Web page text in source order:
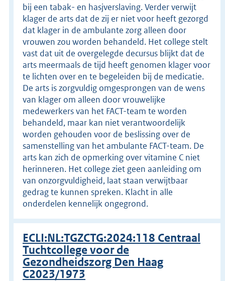
bij een tabak- en hasjverslaving. Verder verwijt
klager de arts dat de zij er niet voor heeft gezorgd
dat klager in de ambulante zorg alleen door
vrouwen zou worden behandeld. Het college stelt
vast dat uit de overgelegde decursus blijkt dat de
arts meermaals de tijd heeft genomen klager voor
te lichten over en te begeleiden bij de medicatie.
De arts is zorgvuldig omgesprongen van de wens
van klager om alleen door vrouwelijke
medewerkers van het FACT-team te worden
behandeld, maar kan niet verantwoordelijk
worden gehouden voor de beslissing over de
samenstelling van het ambulante FACT-team. De
arts kan zich de opmerking over vitamine C niet
herinneren. Het college ziet geen aanleiding om
van onzorgvuldigheid, laat staan verwijtbaar
gedrag te kunnen spreken. Klacht in alle
onderdelen kennelijk ongegrond.
ECLI:NL:TGZCTG:2024:118 Centraal
Tuchtcollege voor de
Gezondheidszorg Den Haag
C2023/1973